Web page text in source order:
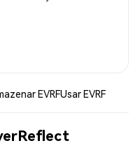
EVRFUsar EVRF